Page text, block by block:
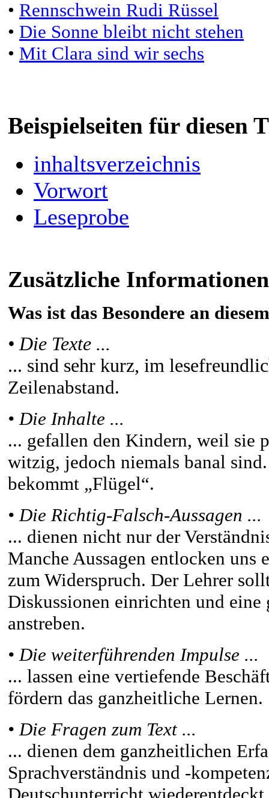
• Rennschwein Rudi Rüssel
• Die Sonne bleibt nicht stehen
• Mit Clara sind wir sechs
Beispielseiten für diesen
inhaltsverzeichnis
Vorwort
Leseprobe
Zusätzliche
Was ist das Besondere an
• Die Texte ...
... sind sehr kurz, im
Zeilenabstand.
• Die Inhalte ...
... gefallen den Kindern, weil
witzig, jedoch niemals banal
bekommt „Flügel“.
• Die Richtig-Falsch-Aussagen ...
... dienen nicht nur der
Manche Aussagen entlocken uns
zum Widerspruch. Der Lehrer
Diskussionen einrichten und
anstreben.
• Die weiterführenden Impulse ...
... lassen eine vertiefende
fördern das ganzheitliche Lernen.
• Die Fragen zum Text ...
... dienen dem ganzheitlichen
Sprachverständnis und -